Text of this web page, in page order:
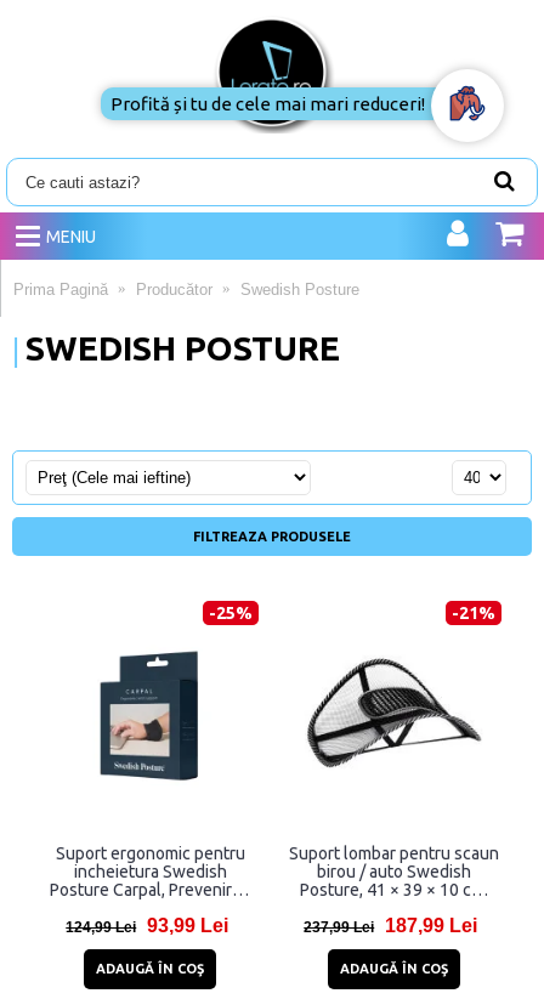
MENIU
Prima Pagină Producător Swedish Posture
SWEDISH POSTURE
FILTREAZA PRODUSELE
-25%
Suport ergonomic pentru
incheietura Swedish
Posture Carpal, Prevenire /
tendoane, sinfrom carpian,
124,99 Lei 93,99 Lei
ADAUGĂ ÎN COŞ
-21%
Suport lombar pentru scaun
birou / auto Swedish
Posture, 41 × 39 × 10 cm,
corecta, Negru
237,99 Lei 187,99 Lei
ADAUGĂ ÎN COŞ
Profită și tu de cele mai mari reduceri!